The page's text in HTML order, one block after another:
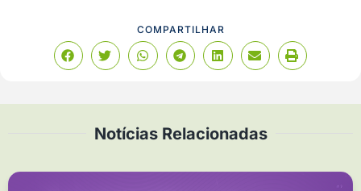
COMPARTILHAR
Notícias Relacionadas